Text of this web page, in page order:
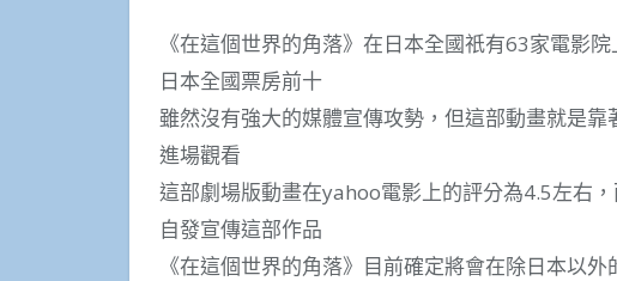
《在這個世界的角落》在日本全國祇有63家電影
日本全國票房前十
雖然沒有強大的媒體宣傳攻勢，但這部動畫就是
進場觀看
這部劇場版動畫在yahoo電影上的評分為4.5左右
自發宣傳這部作品
《在這個世界的角落》目前確定將會在除日本以